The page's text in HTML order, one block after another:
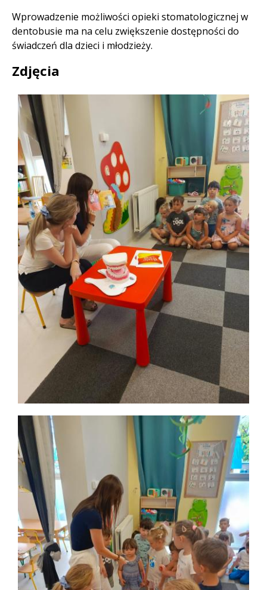
Wprowadzenie możliwości opieki stomatologicznej w
dentobusie ma na celu zwiększenie dostępności do
świadczeń dla dzieci i młodzieży.
Zdjęcia